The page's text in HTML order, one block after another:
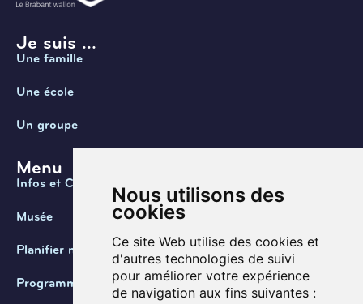
Nous utilisons des
cookies
Ce site Web utilise des cookies et
d'autres technologies de suivi
pour améliorer votre expérience
de navigation aux fins suivantes :
Je suis ...
Une famille
Une école
Un groupe
Menu
Infos et Contact
Musée
Planifier ma visite
Programmation